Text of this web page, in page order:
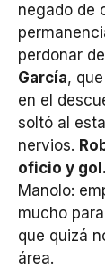
negado de
perdonar
García,
en el
soltó al
nervios.
oficio y gol.
Manolo:
mucho
que quizá
área.